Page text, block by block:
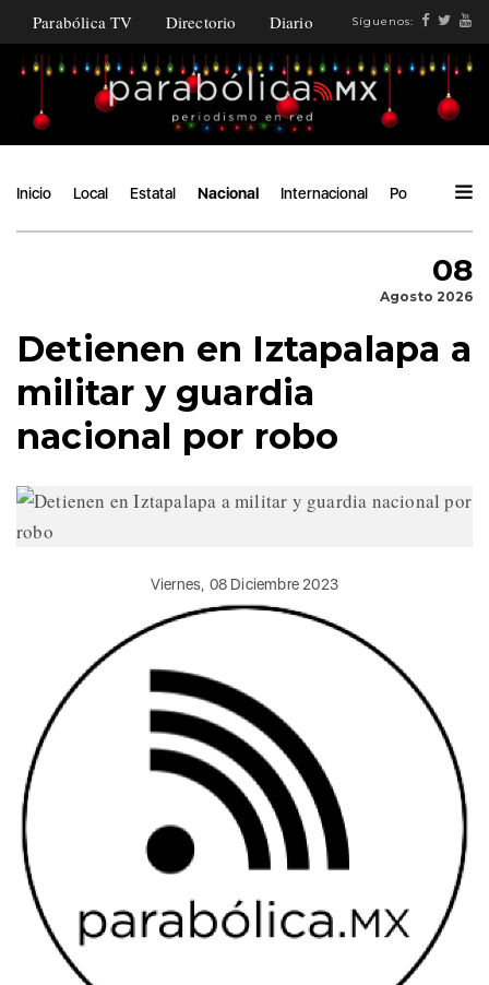
Parabólica TV Directorio Diario Síguenos:
Inicio Local Estatal Nacional Internacional Política
08
Agosto 2026
Detienen en Iztapalapa a
militar y guardia
nacional por robo
Viernes, 08 Diciembre 2023